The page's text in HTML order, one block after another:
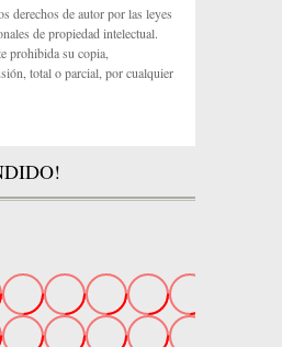
derechos de autor por las leyes
de propiedad intelectual.
prohibida su copia,
total o parcial, por cualquier